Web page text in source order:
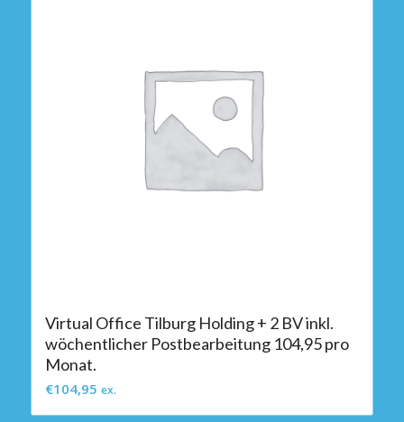
Virtual Office Tilburg Holding + 2 BV inkl.
wöchentlicher Postbearbeitung 104,95 pro
Monat.
€104,95 ex.